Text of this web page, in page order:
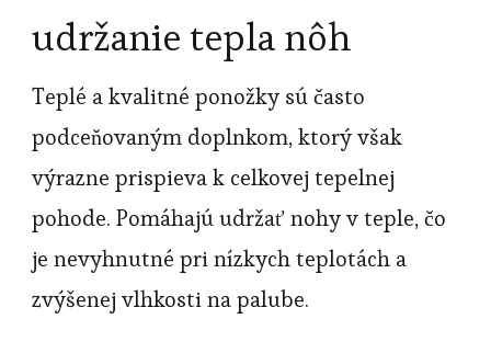
udržanie tepla nôh
Teplé a kvalitné ponožky sú často
podceňovaným doplnkom, ktorý však
výrazne prispieva k celkovej tepelnej
pohode. Pomáhajú udržať nohy v teple, čo
je nevyhnutné pri nízkych teplotách a
zvýšenej vlhkosti na palube.